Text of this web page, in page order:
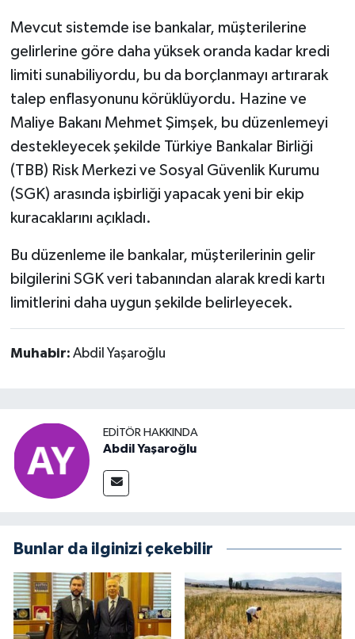
Mevcut sistemde ise bankalar, müşterilerine
gelirlerine göre daha yüksek oranda kadar kredi
limiti sunabiliyordu, bu da borçlanmayı artırarak
talep enflasyonunu körüklüyordu. Hazine ve
Maliye Bakanı Mehmet Şimşek, bu düzenlemeyi
destekleyecek şekilde Türkiye Bankalar Birliği
(TBB) Risk Merkezi ve Sosyal Güvenlik Kurumu
(SGK) arasında işbirliği yapacak yeni bir ekip
kuracaklarını açıkladı.
Bu düzenleme ile bankalar, müşterilerinin gelir
bilgilerini SGK veri tabanından alarak kredi kartı
limitlerini daha uygun şekilde belirleyecek.
Muhabir: Abdil Yaşaroğlu
EDITÖR HAKKINDA
Abdil Yaşaroğlu
Bunlar da ilginizi çekebilir